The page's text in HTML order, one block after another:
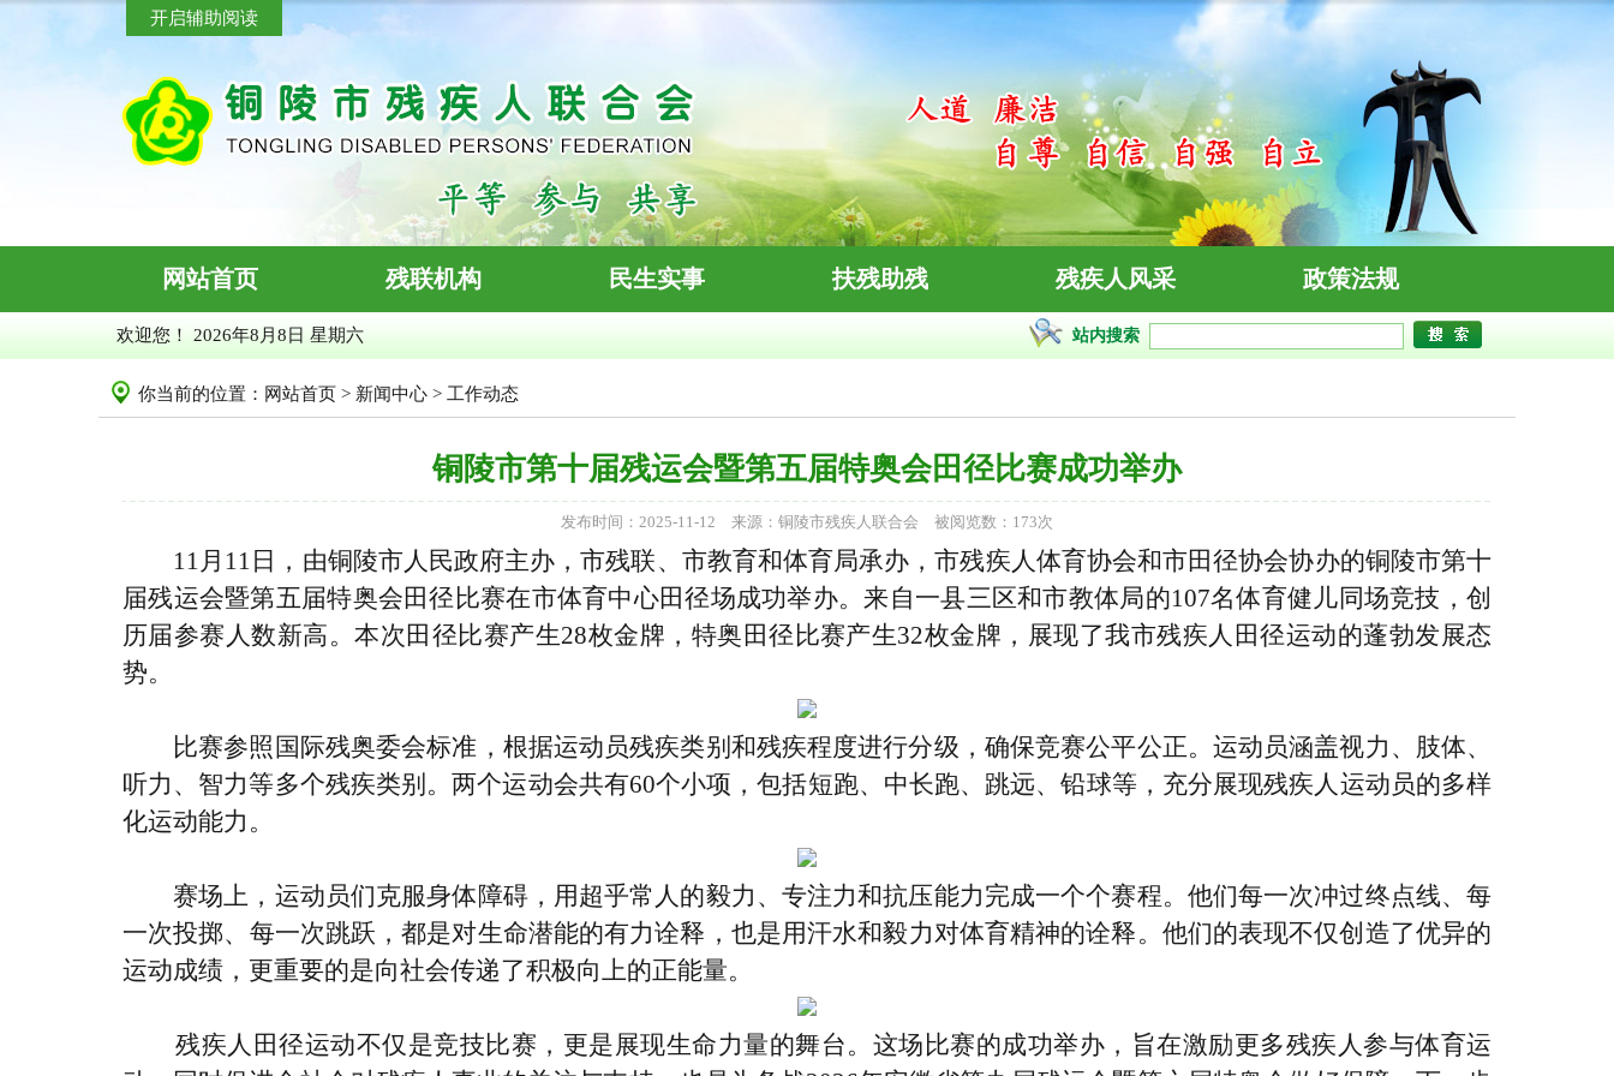
开启辅助阅读
网站首页 残联机构 民生实事 扶残助残 残疾人风采 政策法规
欢迎您！ 2026年8月8日 星期六 站内搜索
你当前的位置： 网站首页 > 新闻中心 > 工作动态
铜陵市第十届残运会暨第五届特奥会田径比赛成功举办
发布时间：2025-11-12 来源：铜陵市残疾人联合会 被阅览数： 173次
11月11日，由铜陵市人民政府主办，市残联、市教育和体育局承办，市残疾人体育协会和市田径协会协办的铜陵市第十
届残运会暨第五届特奥会田径比赛在市体育中心田径场成功举办。来自一县三区和市教体局的107名体育健儿同场竞技，创
历届参赛人数新高。本次田径比赛产生28枚金牌，特奥田径比赛产生32枚金牌，展现了我市残疾人田径运动的蓬勃发展态
势。
比赛参照国际残奥委会标准，根据运动员残疾类别和残疾程度进行分级，确保竞赛公平公正。运动员涵盖视力、肢体、
听力、智力等多个残疾类别。两个运动会共有60个小项，包括短跑、中长跑、跳远、铅球等，充分展现残疾人运动员的多样
化运动能力。
赛场上，运动员们克服身体障碍，用超乎常人的毅力、专注力和抗压能力完成一个个赛程。他们每一次冲过终点线、每
一次投掷、每一次跳跃，都是对生命潜能的有力诠释， 也是用汗水和毅力对体育精神的诠释。他们的表现不仅创造了优异的
运动成绩，更重要的是向社会传递了积极向上的正能量。
残疾人田径运动不仅是竞技比赛，更是展现生命力量的舞台。这场比赛的成功举办，旨在激励更多残疾人参与体育运